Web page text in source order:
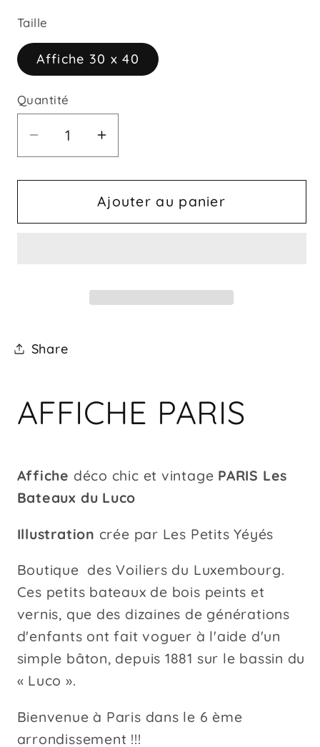
Taille
Affiche 30 x 40
Quantité
Quantité
Réduire
la
quantité
Affiche
Augmenter
la
quantité
de
Affiche
Ajouter au panier
Share
AFFICHE PARIS
Affiche déco chic et vintage PARIS Les
Bateaux du Luco
Illustration crée par Les Petits Yéyés
Boutique des Voiliers du Luxembourg.
Ces petits bateaux de bois peints et
vernis, que des dizaines de générations
d'enfants ont fait voguer à l'aide d'un
simple bâton, depuis 1881 sur le bassin du
« Luco ».
Bienvenue à Paris dans le 6 ème
arrondissement !!!